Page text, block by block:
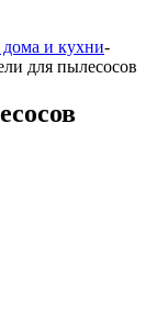
дома и кухни-
для пылесосов